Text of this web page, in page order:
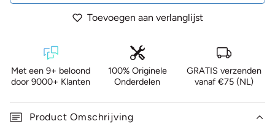
Toevoegen aan verlanglijst
Met een 9+ beloond
door 9000+ Klanten
100% Originele
Onderdelen
GRATIS verzenden
vanaf €75 (NL)
Product Omschrijving